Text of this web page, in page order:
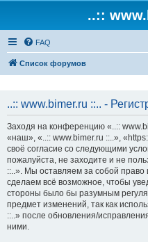
..::
FAQ
Список форумов
..:: www.bimer.ru ::.. -
Заходя на конференцию «..::
«наш», «..:: www.bimer.ru ::..»,
своё согласие со следующими
пожалуйста, не заходите и не
::..». Мы оставляем за собой
сделаем всё возможное, чтобы
стороны было бы разумным
предмет изменений, так как
::..» после обновления/
ними.